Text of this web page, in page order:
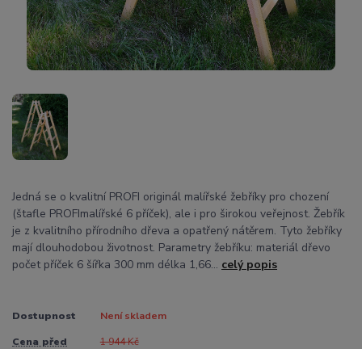
Jedná se o kvalitní PROFI originál malířské žebříky pro chození
(štafle PROFImalířské 6 příček), ale i pro širokou veřejnost. Žebřík
je z kvalitního přírodního dřeva a opatřený nátěrem. Tyto žebříky
mají dlouhodobou životnost. Parametry žebříku: materiál dřevo
počet příček 6 šířka 300 mm délka 1,66... celý popis
Dostupnost Není skladem
Cena před
1 944 Kč